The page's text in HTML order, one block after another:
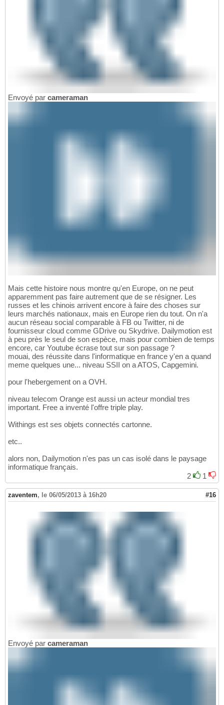
Envoyé par cameraman
Mais cette histoire nous montre qu'en Europe, on ne peut
apparemment pas faire autrement que de se résigner. Les
russes et les chinois arrivent encore à faire des choses sur
leurs marchés nationaux, mais en Europe rien du tout. On n'a
aucun réseau social comparable à FB ou Twitter, ni de
fournisseur cloud comme GDrive ou Skydrive. Dailymotion est
à peu près le seul de son espèce, mais pour combien de temps
encore, car Youtube écrase tout sur son passage ?
mouai, des réussite dans l'informatique en france y'en a quand
meme quelques une... niveau SSII on a ATOS, Capgemini.
pour l'hebergement on a OVH.
niveau telecom Orange est aussi un acteur mondial tres
important. Free a inventé l'offre triple play.
Withings est ses objets connectés cartonne.
etc..
alors non, Dailymotion n'es pas un cas isolé dans le paysage
informatique français.
2
1
zaventem, le 06/05/2013 à 16h20 #16
Envoyé par cameraman